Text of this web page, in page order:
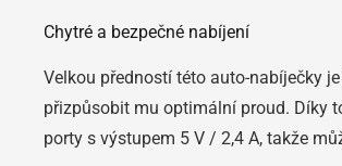
Chytré a bezpečné nabíjení
Velkou předností této auto-nabíječky
přizpůsobit mu optimální proud. Díky
porty s výstupem 5 V / 2,4 A, takže